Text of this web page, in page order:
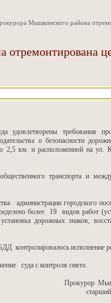
Мышкинского района
требования
о безопасности
2,5 км. и расположенной на ул.
транспорта и
администрации городского
более 19 видов работ
дорожных знаков,
контролировалось исполнение
суда с контроля снято.
Прокурор